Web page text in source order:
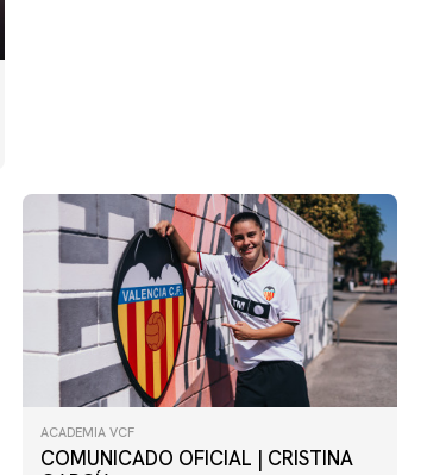
ACADEMIA VCF
COMUNICADO OFICIAL | CRISTINA